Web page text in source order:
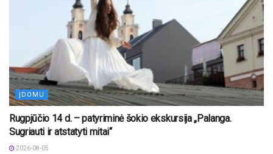
ĮDOMU
Rugpjūčio 14 d. – patyriminė šokio ekskursija „Palanga.
Sugriauti ir atstatyti mitai“
2026-08-05